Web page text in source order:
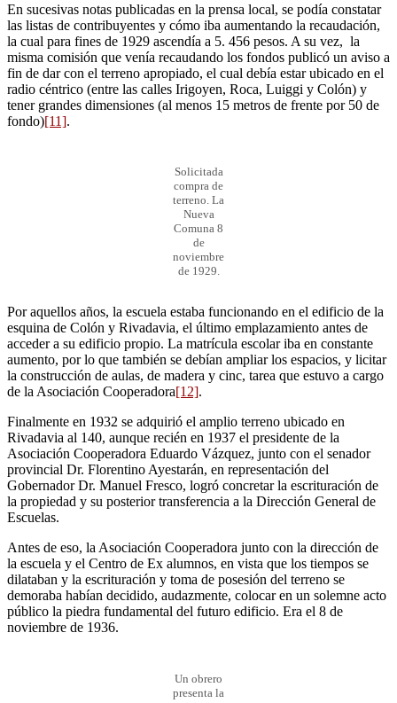
En sucesivas notas publicadas en la prensa local, se podía constatar
las listas de contribuyentes y cómo iba aumentando la recaudación,
la cual para fines de 1929 ascendía a 5. 456 pesos. A su vez, la
misma comisión que venía recaudando los fondos publicó un aviso a
fin de dar con el terreno apropiado, el cual debía estar ubicado en el
radio céntrico (entre las calles Irigoyen, Roca, Luiggi y Colón) y
tener grandes dimensiones (al menos 15 metros de frente por 50 de
fondo)[11].
Solicitada
compra de
terreno. La
Nueva
Comuna 8
de
noviembre
de 1929.
Por aquellos años, la escuela estaba funcionando en el edificio de la
esquina de Colón y Rivadavia, el último emplazamiento antes de
acceder a su edificio propio. La matrícula escolar iba en constante
aumento, por lo que también se debían ampliar los espacios, y licitar
la construcción de aulas, de madera y cinc, tarea que estuvo a cargo
de la Asociación Cooperadora[12].
Finalmente en 1932 se adquirió el amplio terreno ubicado en
Rivadavia al 140, aunque recién en 1937 el presidente de la
Asociación Cooperadora Eduardo Vázquez, junto con el senador
provincial Dr. Florentino Ayestarán, en representación del
Gobernador Dr. Manuel Fresco, logró concretar la escrituración de
la propiedad y su posterior transferencia a la Dirección General de
Escuelas.
Antes de eso, la Asociación Cooperadora junto con la dirección de
la escuela y el Centro de Ex alumnos, en vista que los tiempos se
dilataban y la escrituración y toma de posesión del terreno se
demoraba habían decidido, audazmente, colocar en un solemne acto
público la piedra fundamental del futuro edificio. Era el 8 de
noviembre de 1936.
Un obrero
presenta la